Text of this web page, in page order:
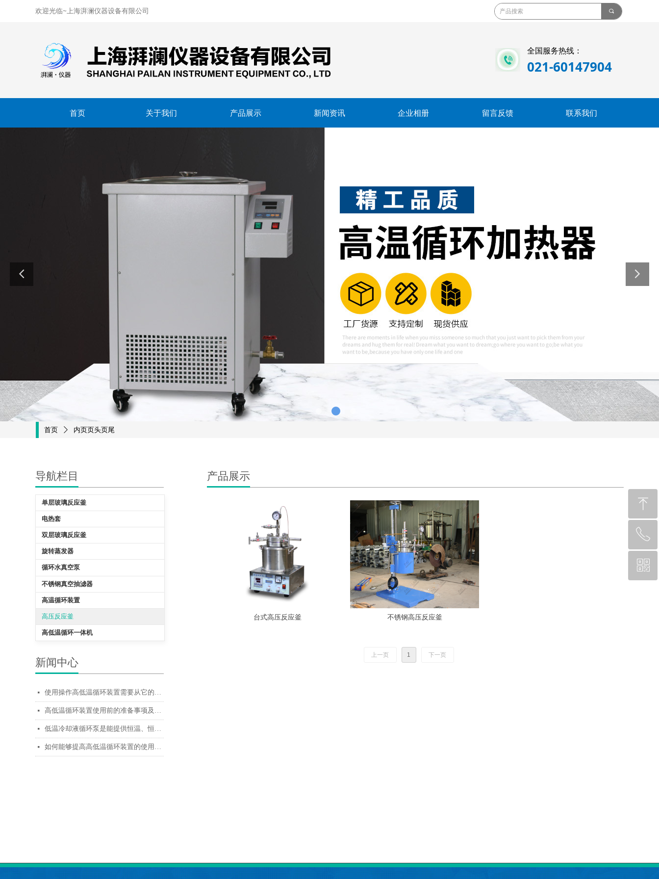
欢迎光临~上海湃澜仪器设备有限公司 끠
全国服务热线：
021-60147904
首页 关于我们 产品展示 新闻资讯 企业相册 留言反馈 联系我们
导航栏目
新闻中心
넷 使用操作高低温循环装置需要从它的准备工作入手
넷 高低温循环装置使用前的准备事项及使用的方法都是操作者需要知道的
넷 低温冷却液循环泵是能提供恒温、恒流、恒压的冷却水设备
넷 如何能够提高高低温循环装置的使用寿命，日常保养一定要跟上
单层玻璃反应釜
电热套
双层玻璃反应釜
旋转蒸发器
循环水真空泵
不锈钢真空抽滤器
高温循环装置
高压反应釜
高低温循环一体机
产品展示
台式高压反应釜 不锈钢高压反应釜
上一页 1 下一页
首页 ꄲ 内页页头页尾
ꁸ
回到顶部
ꂅ
021-60147904
ꀥ